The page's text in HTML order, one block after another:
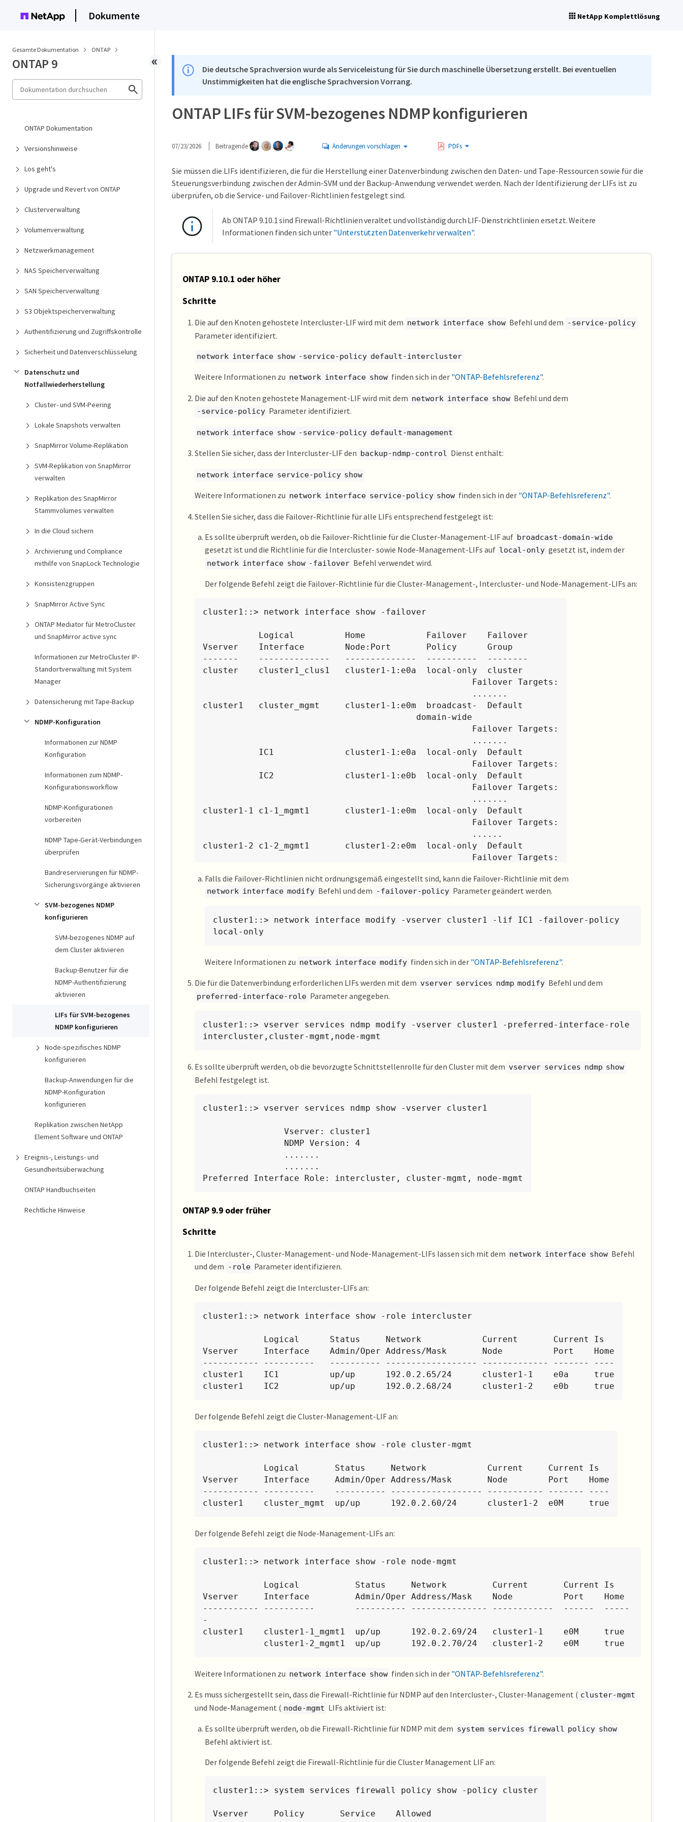
Dokumente NetApp Komplettlösung
Gesamte Dokumentation ONTAP
ONTAP 9
ONTAP Dokumentation
Versionshinweise
Los geht's
Upgrade und Revert von ONTAP
Clusterverwaltung
Volumenverwaltung
Netzwerkmanagement
NAS Speicherverwaltung
SAN Speicherverwaltung
S3 Objektspeicherverwaltung
Authentifizierung und Zugriffskontrolle
Sicherheit und Datenverschlüsselung
Datenschutz und
Notfallwiederherstellung
Cluster- und SVM-Peering
Lokale Snapshots verwalten
SnapMirror Volume-Replikation
SVM-Replikation von SnapMirror
verwalten
Replikation des SnapMirror
Stammvolumes verwalten
In die Cloud sichern
Archivierung und Compliance
mithilfe von SnapLock Technologie
Konsistenzgruppen
SnapMirror Active Sync
ONTAP Mediator für MetroCluster
und SnapMirror active sync
Informationen zur MetroCluster IP-
Standortverwaltung mit System
Manager
Datensicherung mit Tape-Backup
NDMP-Konfiguration
Informationen zur NDMP
Konfiguration
Informationen zum NDMP-
Konfigurationsworkflow
NDMP-Konfigurationen
vorbereiten
NDMP Tape-Gerät-Verbindungen
überprüfen
Bandreservierungen für NDMP-
Sicherungsvorgänge aktivieren
SVM-bezogenes NDMP
konfigurieren
SVM-bezogenes NDMP auf
dem Cluster aktivieren
Backup-Benutzer für die
NDMP-Authentifizierung
aktivieren
LIFs für SVM-bezogenes
NDMP konfigurieren
Node-spezifisches NDMP
konfigurieren
Backup-Anwendungen für die
NDMP-Konfiguration
konfigurieren
Replikation zwischen NetApp
Element Software und ONTAP
Ereignis-, Leistungs- und
Gesundheitsüberwachung
ONTAP Handbuchseiten
Rechtliche Hinweise
Die deutsche Sprachversion wurde als Serviceleistung für Sie durch maschinelle Übersetzung erstellt. Bei eventuellen
Unstimmigkeiten hat die englische Sprachversion Vorrang.
ONTAP LIFs für SVM-bezogenes NDMP konfigurieren
07/23/2026 Beitragende Änderungen vorschlagen PDFs
Sie müssen die LIFs identifizieren, die für die Herstellung einer Datenverbindung zwischen den Daten- und Tape-Ressourcen sowie für die
Steuerungsverbindung zwischen der Admin-SVM und der Backup-Anwendung verwendet werden. Nach der Identifizierung der LIFs ist zu
überprüfen, ob die Service- und Failover-Richtlinien festgelegt sind.
Ab ONTAP 9.10.1 sind Firewall-Richtlinien veraltet und vollständig durch LIF-Dienstrichtlinien ersetzt. Weitere
Informationen finden sich unter "Unterstützten Datenverkehr verwalten".
ONTAP 9.10.1 oder höher
Schritte
Die auf den Knoten gehostete Intercluster-LIF wird mit dem network interface show Befehl und dem -service-policy
Parameter identifiziert.
network interface show -service-policy default-intercluster
Weitere Informationen zu network interface show finden sich in der "ONTAP-Befehlsreferenz".
Die auf den Knoten gehostete Management-LIF wird mit dem network interface show Befehl und dem
-service-policy Parameter identifiziert.
network interface show -service-policy default-management
Stellen Sie sicher, dass der Intercluster-LIF den backup-ndmp-control Dienst enthält:
network interface service-policy show
Weitere Informationen zu network interface service-policy show finden sich in der "ONTAP-Befehlsreferenz".
Stellen Sie sicher, dass die Failover-Richtlinie für alle LIFs entsprechend festgelegt ist:
Es sollte überprüft werden, ob die Failover-Richtlinie für die Cluster-Management-LIF auf broadcast-domain-wide
gesetzt ist und die Richtlinie für die Intercluster- sowie Node-Management-LIFs auf local-only gesetzt ist, indem der
network interface show -failover Befehl verwendet wird.
Der folgende Befehl zeigt die Failover-Richtlinie für die Cluster-Management-, Intercluster- und Node-Management-LIFs an:
cluster1::> network interface show -failover
Vserver    Interface        Node:Port       Policy      Group
-------    --------------   --------------  ----------  --------
cluster    cluster1_clus1   cluster1-1:e0a  local-only  cluster
cluster1   cluster_mgmt     cluster1-1:e0m  broadcast-  Default
cluster1-1 c1-1_mgmt1       cluster1-1:e0m  local-only  Default
cluster1-2 c1-2_mgmt1       cluster1-2:e0m  local-only  Default
Falls die Failover-Richtlinien nicht ordnungsgemäß eingestellt sind, kann die Failover-Richtlinie mit dem
network interface modify Befehl und dem -failover-policy Parameter geändert werden.
cluster1::> network interface modify -vserver cluster1 -lif IC1 -failover-policy
local-only
Weitere Informationen zu network interface modify finden sich in der "ONTAP-Befehlsreferenz".
Die für die Datenverbindung erforderlichen LIFs werden mit dem vserver services ndmp modify Befehl und dem
preferred-interface-role Parameter angegeben.
cluster1::> vserver services ndmp modify -vserver cluster1 -preferred-interface-role
intercluster,cluster-mgmt,node-mgmt
Es sollte überprüft werden, ob die bevorzugte Schnittstellenrolle für den Cluster mit dem vserver services ndmp show
Befehl festgelegt ist.
cluster1::> vserver services ndmp show -vserver cluster1
Preferred Interface Role: intercluster, cluster-mgmt, node-mgmt
ONTAP 9.9 oder früher
Schritte
Die Intercluster-, Cluster-Management- und Node-Management-LIFs lassen sich mit dem network interface show Befehl
und dem -role Parameter identifizieren.
Der folgende Befehl zeigt die Intercluster-LIFs an:
cluster1::> network interface show -role intercluster
Vserver     Interface    Admin/Oper Address/Mask       Node          Port    Home
----------- ----------   ---------- ------------------ ------------- ------- ----
cluster1    IC1          up/up      192.0.2.65/24      cluster1-1    e0a     true
cluster1    IC2          up/up      192.0.2.68/24      cluster1-2    e0b     true
Der folgende Befehl zeigt die Cluster-Management-LIF an:
cluster1::> network interface show -role cluster-mgmt
Vserver     Interface     Admin/Oper Address/Mask       Node        Port    Home
----------- ----------    ---------- ------------------ ----------- ------- ----
cluster1    cluster_mgmt  up/up      192.0.2.60/24      cluster1-2  e0M     true
Der folgende Befehl zeigt die Node-Management-LIFs an:
cluster1::> network interface show -role node-mgmt
Vserver     Interface         Admin/Oper Address/Mask    Node          Port    Home
----------- ----------        ---------- --------------- ------------  ------  -----
-
cluster1    cluster1-1_mgmt1  up/up      192.0.2.69/24   cluster1-1    e0M     true
            cluster1-2_mgmt1  up/up      192.0.2.70/24   cluster1-2    e0M     true
Weitere Informationen zu network interface show finden sich in der "ONTAP-Befehlsreferenz".
Es muss sichergestellt sein, dass die Firewall-Richtlinie für NDMP auf den Intercluster-, Cluster-Management ( cluster-mgmt
und Node-Management ( node-mgmt LIFs aktiviert ist:
Es sollte überprüft werden, ob die Firewall-Richtlinie für NDMP mit dem system services firewall policy show
Befehl aktiviert ist.
Der folgende Befehl zeigt die Firewall-Richtlinie für die Cluster Management LIF an:
cluster1::> system services firewall policy show -policy cluster
Vserver     Policy       Service    Allowed